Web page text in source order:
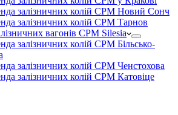
залізничних колій CPM Новий Сонч
залізничних колій CPM Тарнов
вагонів CPM Silesia
залізничних колій CPM Більсько-
залізничних колій CPM Ченстохова
залізничних колій CPM Катовіце